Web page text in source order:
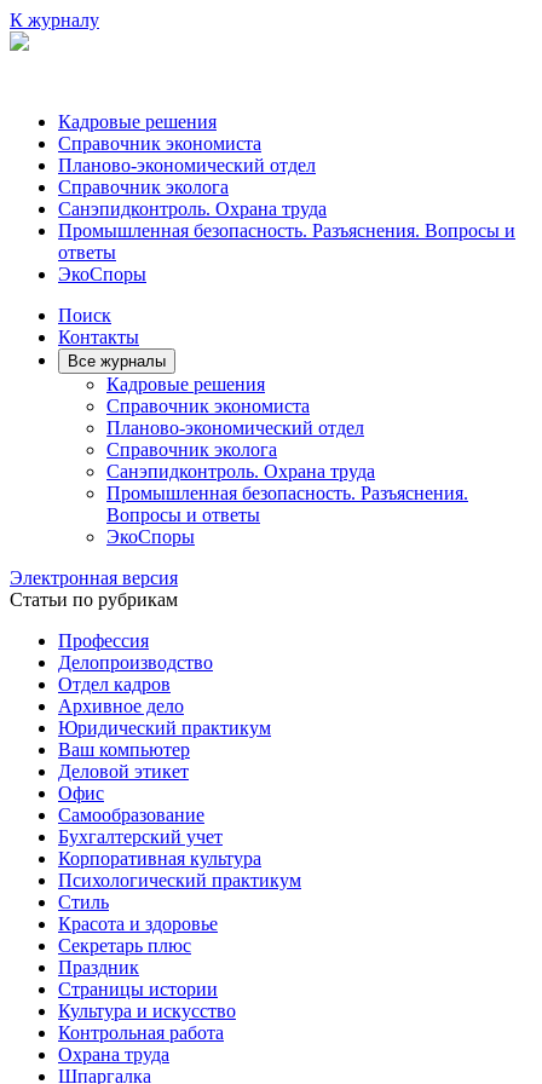
К журналу
Кадровые решения
Справочник экономиста
Планово-экономический отдел
Справочник эколога
Санэпидконтроль. Охрана труда
Промышленная безопасность. Разъяснения. Вопросы и
ответы
ЭкоСпоры
Поиск
Контакты
Все журналы
Кадровые решения
Справочник экономиста
Планово-экономический отдел
Справочник эколога
Санэпидконтроль. Охрана труда
Промышленная безопасность. Разъяснения.
Вопросы и ответы
ЭкоСпоры
Электронная версия
Статьи по рубрикам
Профессия
Делопроизводство
Отдел кадров
Архивное дело
Юридический практикум
Ваш компьютер
Деловой этикет
Офис
Самообразование
Бухгалтерский учет
Корпоративная культура
Психологический практикум
Стиль
Красота и здоровье
Секретарь плюс
Праздник
Страницы истории
Культура и искусство
Контрольная работа
Охрана труда
Шпаргалка